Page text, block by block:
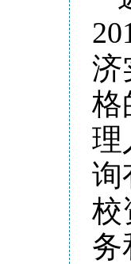
济
格
理
询
校
务